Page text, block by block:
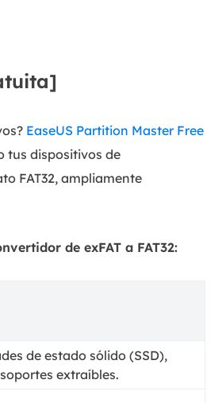
EaseUS Partition Master Free
tus dispositivos de
FAT32, ampliamente
de exFAT a FAT32:
de estado sólido (SSD),
extraíbles.